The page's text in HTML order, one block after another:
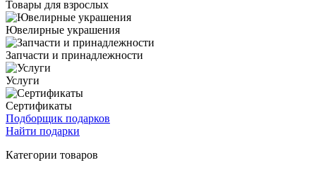
Товары для взрослых
Ювелирные украшения
Запчасти и принадлежности
Услуги
Сертификаты
Подборщик подарков
Найти подарки
Категории товаров